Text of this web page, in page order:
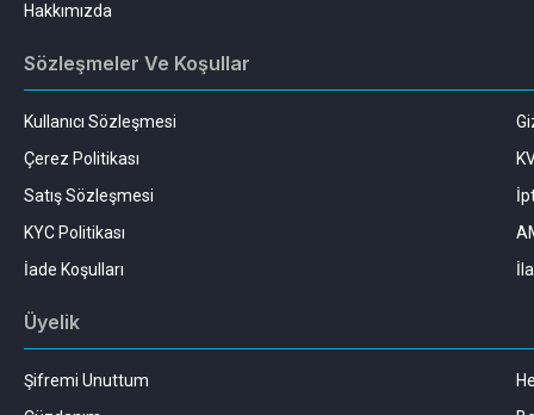
Hakkımızda
Sözleşmeler Ve Koşullar
Kullanıcı Sözleşmesi
Çerez Politikası
Satış Sözleşmesi
KYC Politikası
İade Koşulları
Üyelik
Şifremi Unuttum